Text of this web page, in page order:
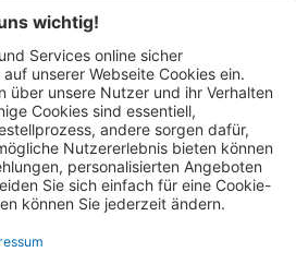
Sie uns auch auf
an Industrie, Handel, Gewerbe und